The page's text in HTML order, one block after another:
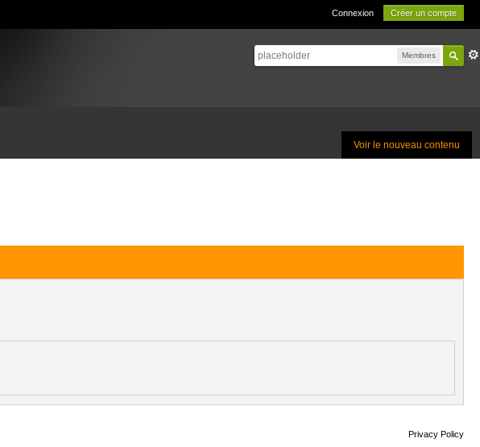
Connexion Créer un compte
Membres
Voir le nouveau contenu
Privacy Policy